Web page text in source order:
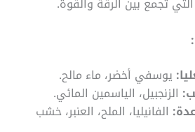
يوسفي أخضر، ماء مالح.
الزنجبيل، الياسمين المائي.
الفانيليا، الملح، العنبر، خشب